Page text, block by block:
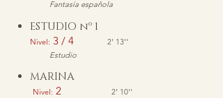
Fantasía española
ESTUDIO nº 1
Nivel: 3 / 4 2' 13''
Estudio
MARINA
Nivel: 2
2' 10''